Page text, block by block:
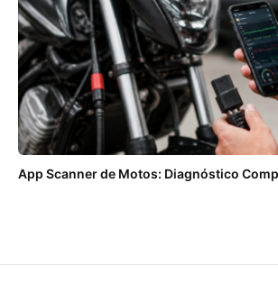
App Scanner de Motos: Diagnóstico